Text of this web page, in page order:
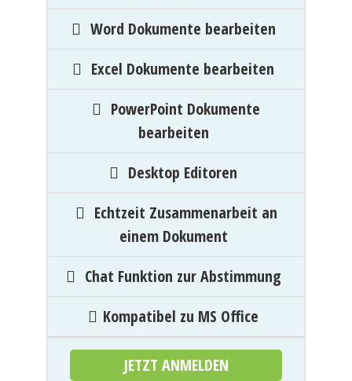
Word Dokumente bearbeiten
Excel Dokumente bearbeiten
PowerPoint Dokumente
bearbeiten
Desktop Editoren
Echtzeit Zusammenarbeit an
einem Dokument
Chat Funktion zur Abstimmung
Kompatibel zu MS Office
JETZT ANMELDEN